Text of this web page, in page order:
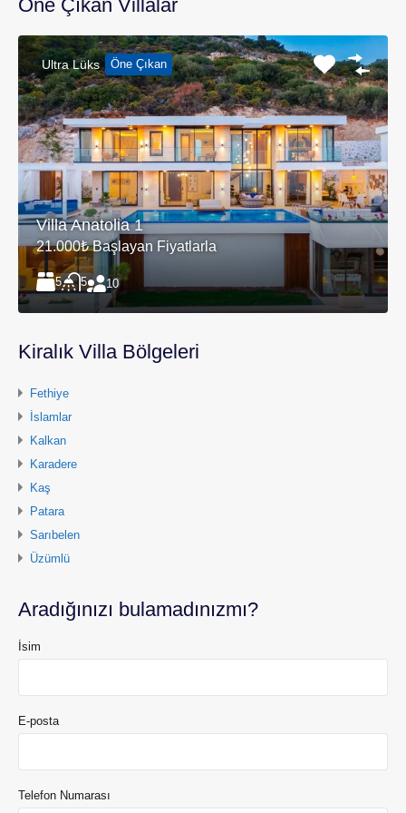
Öne Çıkan Villalar
Ultra Lüks Öne Çıkan
Villa Anatolia 1
21.000₺ Başlayan Fiyatlarla
5 5 10
Kiralık Villa Bölgeleri
Fethiye
İslamlar
Kalkan
Karadere
Kaş
Patara
Sarıbelen
Üzümlü
Aradığınızı bulamadınızmı?
İsim
E-posta
Telefon Numarası